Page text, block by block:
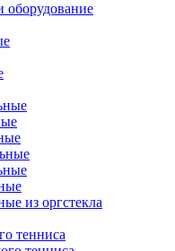
оборудование
из оргстекла
тенниса